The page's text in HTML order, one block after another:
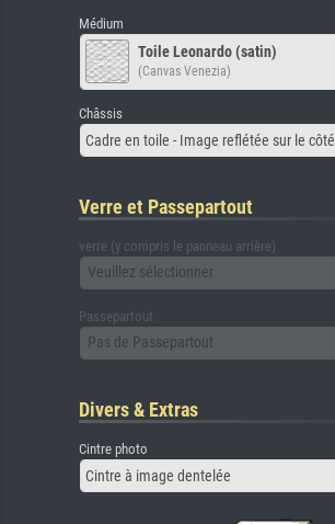
Médium
Toile Leonardo (satin)
(Canvas Venezia)
Châssis
Cadre en toile - Image reflétée sur le côté
Verre et Passepartout
verre (y compris le panneau arrière)
Veuillez sélectionner
Passepartout
Pas de Passepartout
Divers & Extras
Cintre photo
Cintre à image dentelée